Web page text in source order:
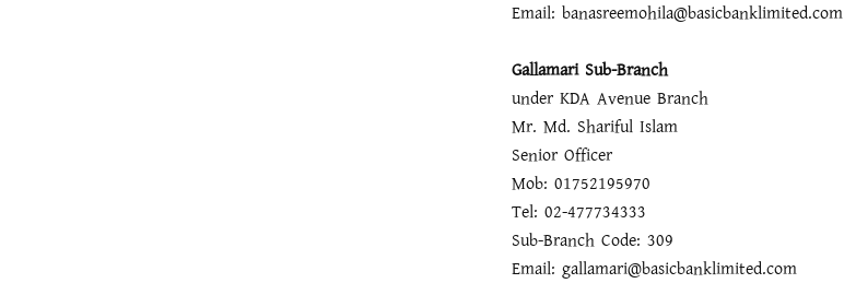
Email: banasreemohila@basicbanklimited.com
Gallamari Sub-Branch
under KDA Avenue Branch
Mr. Md. Shariful Islam
Senior Officer
Mob: 01752195970
Tel: 02-477734333
Sub-Branch Code: 309
Email: gallamari@basicbanklimited.com